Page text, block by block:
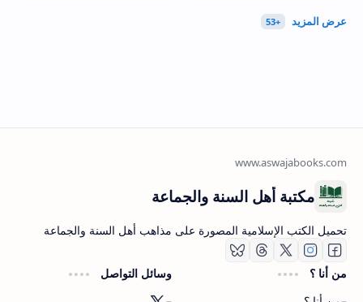
مكتبة أهل السنة والجماعة
تحميل الكتب الإسلامية المصورة على مذاهب أهل السنة والجماعة
من أنا ؟
وسائل التواصل